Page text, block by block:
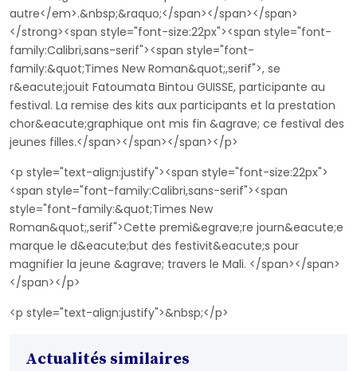
autre</em>.&nbsp;&raquo;</span></span></span>
</strong><span style="font-size:22px"><span style="font-
family:Calibri,sans-serif"><span style="font-
family:&quot;Times New Roman&quot;,serif">, se
r&eacute;jouit Fatoumata Bintou GUISSE, participante au
festival. La remise des kits aux participants et la prestation
chor&eacute;graphique ont mis fin &agrave; ce festival des
jeunes filles.</span></span></span></p>
<p style="text-align:justify"><span style="font-size:22px">
<span style="font-family:Calibri,sans-serif"><span
style="font-family:&quot;Times New
Roman&quot;,serif">Cette premi&egrave;re journ&eacute;e
marque le d&eacute;but des festivit&eacute;s pour
magnifier la jeune &agrave; travers le Mali. </span></span>
</span></p>
<p style="text-align:justify">&nbsp;</p>
Actualités similaires